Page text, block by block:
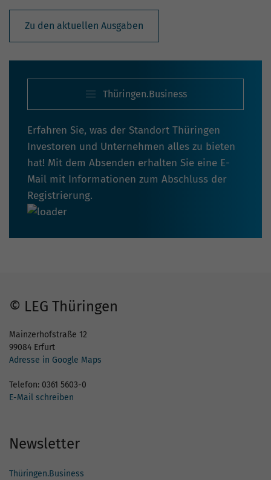
Zu den aktuellen Ausgaben
Thüringen.Business
Erfahren Sie, was der Standort Thüringen
Investoren und Unternehmen alles zu bieten
hat! Mit dem Absenden erhalten Sie eine E-
Mail mit Informationen zum Abschluss der
Registrierung.
© LEG Thüringen
Mainzerhofstraße 12
99084 Erfurt
Adresse in Google Maps
Telefon: 0361 5603-0
E-Mail schreiben
Newsletter
Thüringen.Business